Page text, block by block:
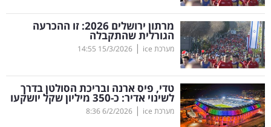
טלוויזיה
עסקי
ספורט
קריירה
ולימודים
מרתון ירושלים 2026: זו ההכרעה
הגורלית שהתקבלה
מערכת ice |
15/3/2026
14:55
טדי, פיס ארנה ובריכת הסולטן בדרך
לשינוי אדיר: כ-350 מיליון שקל יושקעו
מערכת ice |
6/2/2026
8:36